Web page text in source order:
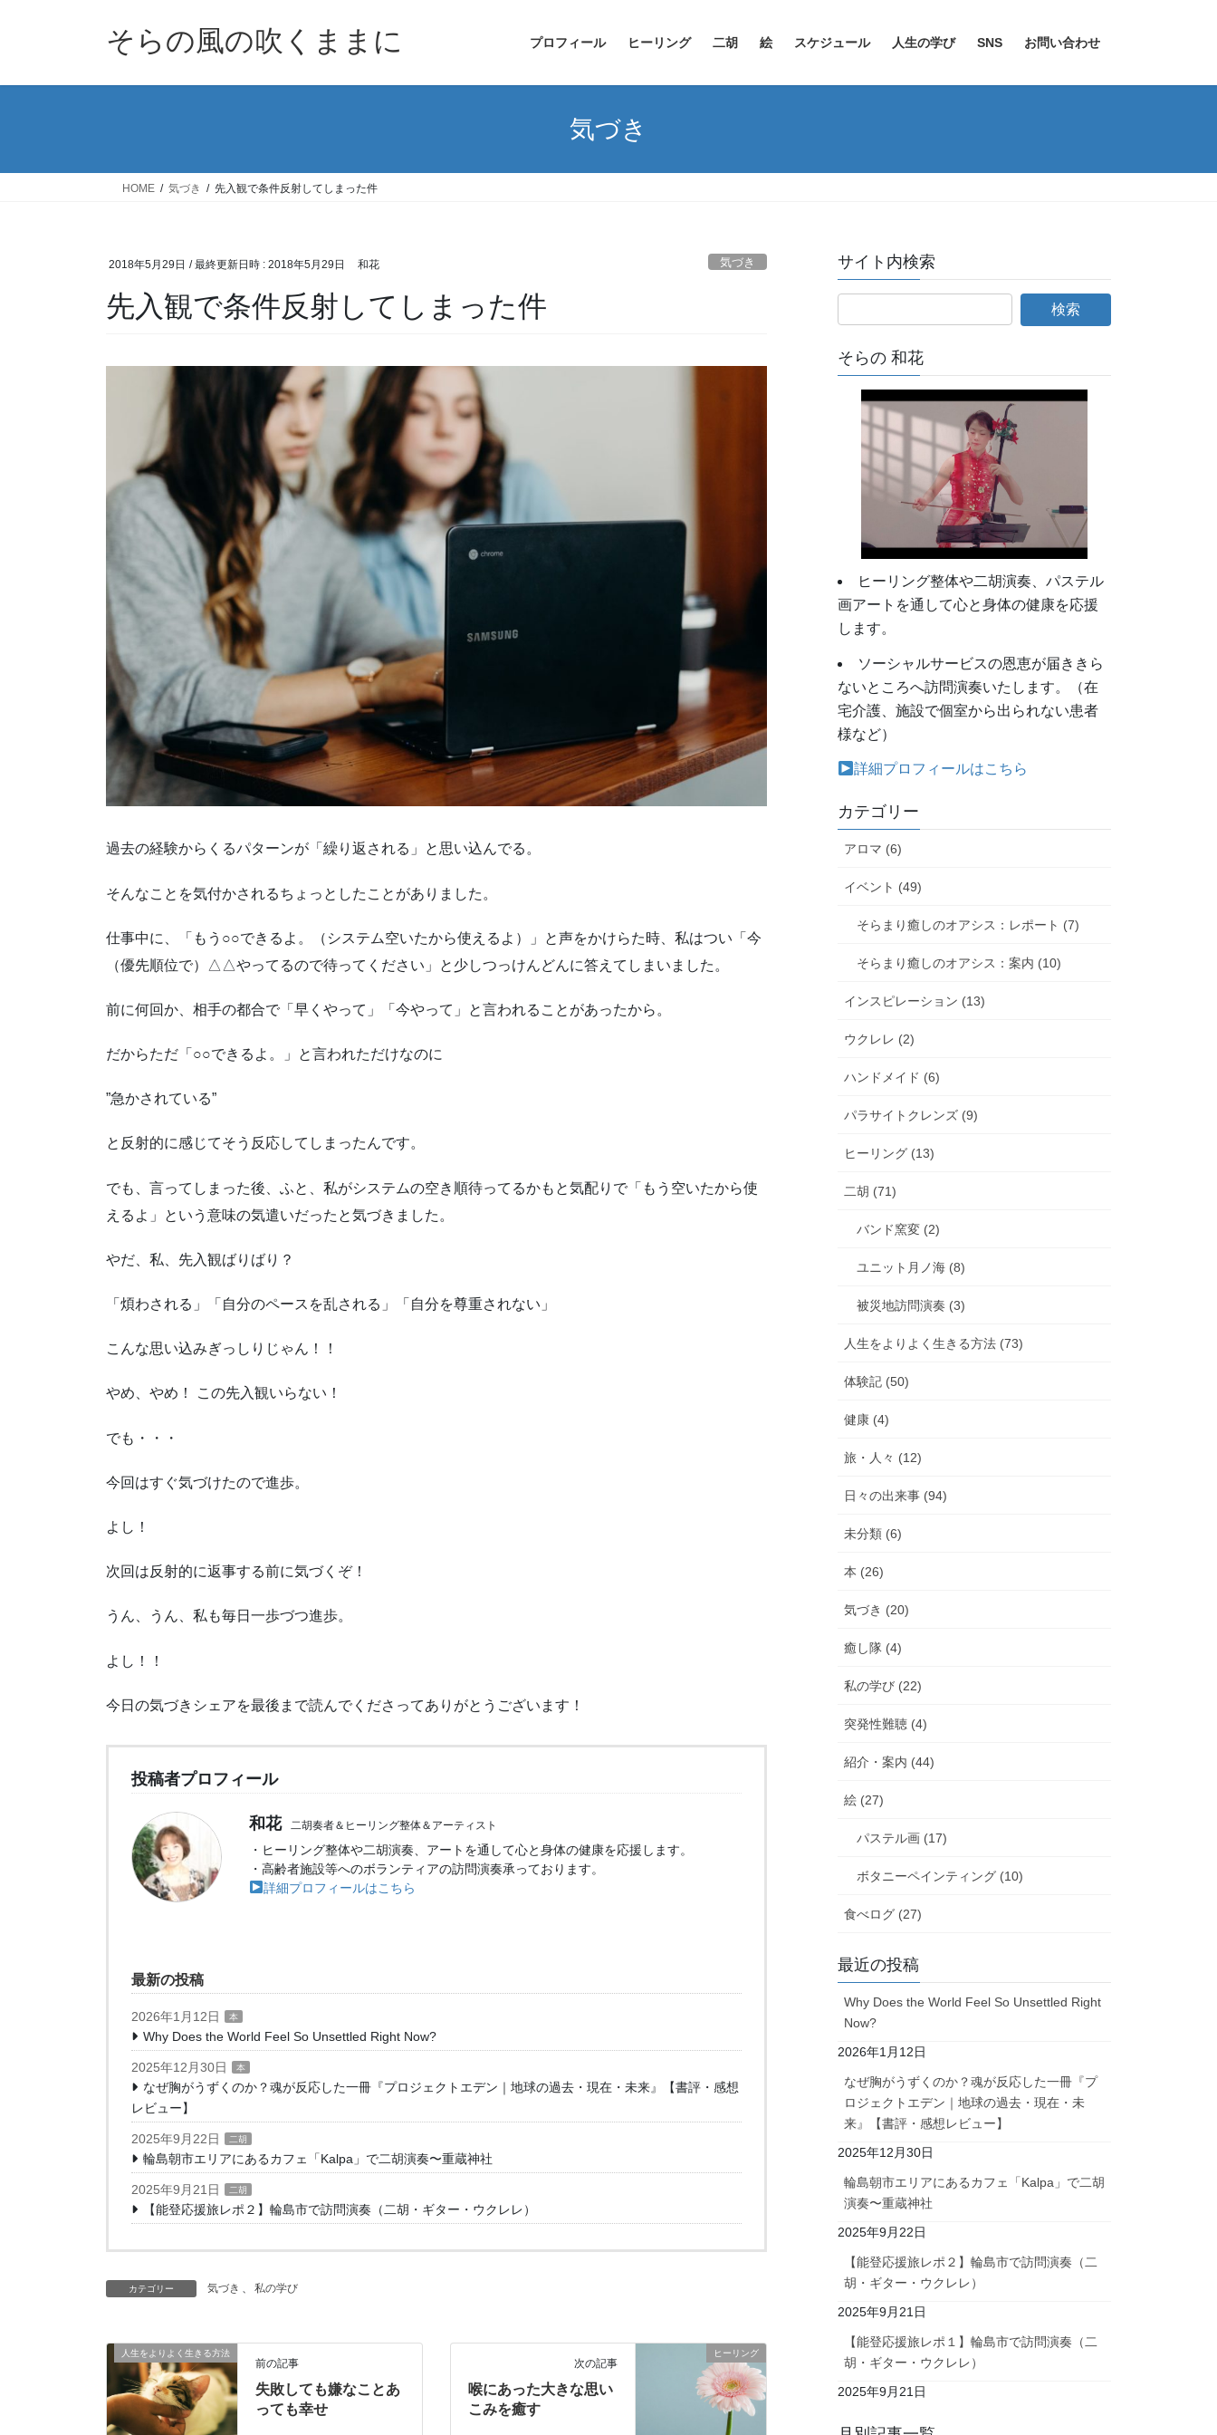
そらの風の吹くままに プロフィール ヒーリング 二胡 絵 スケジュール 人生の学び SNS お問い合わせ
気づき
HOME 気づき 先入観で条件反射してしまった件
2018年5月29日 / 最終更新日時 : 2018年5月29日 和花 気づき
先入観で条件反射してしまった件
過去の経験からくるパターンが「繰り返される」と思い込んでる。
そんなことを気付かされるちょっとしたことがありました。
仕事中に、「もう○○できるよ。（システム空いたから使えるよ）」と声をかけらた時、私はつい「今
（優先順位で）△△やってるので待ってください」と少しつっけんどんに答えてしまいました。
前に何回か、相手の都合で「早くやって」「今やって」と言われることがあったから。
だからただ「○○できるよ。」と言われただけなのに
”急かされている”
と反射的に感じてそう反応してしまったんです。
でも、言ってしまった後、ふと、私がシステムの空き順待ってるかもと気配りで「もう空いたから使
えるよ」という意味の気遣いだったと気づきました。
やだ、私、先入観ばりばり？
「煩わされる」「自分のペースを乱される」「自分を尊重されない」
こんな思い込みぎっしりじゃん！！
やめ、やめ！ この先入観いらない！
でも・・・
今回はすぐ気づけたので進歩。
よし！
次回は反射的に返事する前に気づくぞ！
うん、うん、私も毎日一歩づつ進歩。
よし！！
今日の気づきシェアを最後まで読んでくださってありがとうございます！
投稿者プロフィール
和花 二胡奏者＆ヒーリング整体＆アーティスト
・ヒーリング整体や二胡演奏、アートを通して心と身体の健康を応援します。
・高齢者施設等へのボランティアの訪問演奏承っております。
詳細プロフィールはこちら
最新の投稿
2026年1月12日 本
Why Does the World Feel So Unsettled Right Now?
2025年12月30日 本
なぜ胸がうずくのか？魂が反応した一冊『プロジェクトエデン｜地球の過去・現在・未来』【書評・感想
レビュー】
2025年9月22日 二胡
輪島朝市エリアにあるカフェ「Kalpa」で二胡演奏〜重蔵神社
2025年9月21日 二胡
【能登応援旅レポ２】輪島市で訪問演奏（二胡・ギター・ウクレレ）
カテゴリー 気づき 私の学び
人生をよりよく生きる方法
前の記事
失敗しても嫌なことあ
っても幸せ
ヒーリング
次の記事
喉にあった大きな思い
こみを癒す
サイト内検索
そらの 和花
ヒーリング整体や二胡演奏、パステル
画アートを通して心と身体の健康を応援
します。
ソーシャルサービスの恩恵が届ききら
ないところへ訪問演奏いたします。（在
宅介護、施設で個室から出られない患者
様など）
詳細プロフィールはこちら
カテゴリー
アロマ (6)
イベント (49)
そらまり癒しのオアシス：レポート (7)
そらまり癒しのオアシス：案内 (10)
インスピレーション (13)
ウクレレ (2)
ハンドメイド (6)
パラサイトクレンズ (9)
ヒーリング (13)
二胡 (71)
バンド窯変 (2)
ユニット月ノ海 (8)
被災地訪問演奏 (3)
人生をよりよく生きる方法 (73)
体験記 (50)
健康 (4)
旅・人々 (12)
日々の出来事 (94)
未分類 (6)
本 (26)
気づき (20)
癒し隊 (4)
私の学び (22)
突発性難聴 (4)
紹介・案内 (44)
絵 (27)
パステル画 (17)
ボタニーペインティング (10)
食べログ (27)
最近の投稿
Why Does the World Feel So Unsettled Right
Now?
2026年1月12日
なぜ胸がうずくのか？魂が反応した一冊『プ
ロジェクトエデン｜地球の過去・現在・未
来』【書評・感想レビュー】
2025年12月30日
輪島朝市エリアにあるカフェ「Kalpa」で二胡
演奏〜重蔵神社
2025年9月22日
【能登応援旅レポ２】輪島市で訪問演奏（二
胡・ギター・ウクレレ）
2025年9月21日
【能登応援旅レポ１】輪島市で訪問演奏（二
胡・ギター・ウクレレ）
2025年9月21日